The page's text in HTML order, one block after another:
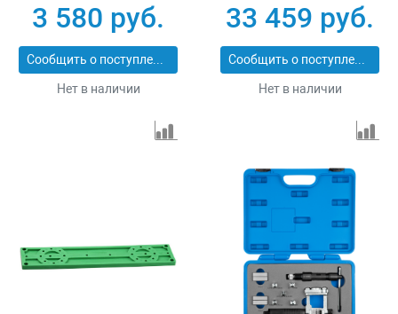
мм Зубр ШиреФит
51621-20
3 580 руб.
Сообщить о поступлении
Нет в наличии
33 459 руб.
Сообщить о поступлении
Нет в наличии